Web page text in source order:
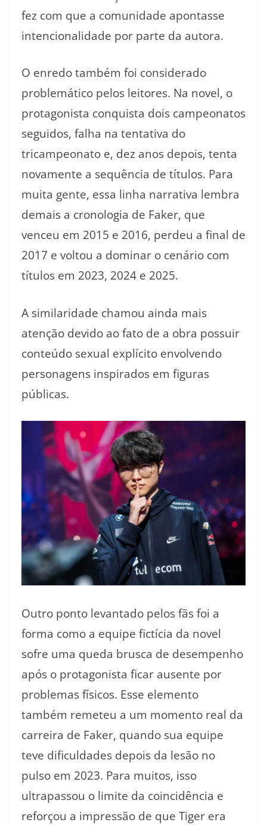
fez com que a comunidade apontasse
intencionalidade por parte da autora.
O enredo também foi considerado
problemático pelos leitores. Na novel, o
protagonista conquista dois campeonatos
seguidos, falha na tentativa do
tricampeonato e, dez anos depois, tenta
novamente a sequência de títulos. Para
muita gente, essa linha narrativa lembra
demais a cronologia de Faker, que
venceu em 2015 e 2016, perdeu a final de
2017 e voltou a dominar o cenário com
títulos em 2023, 2024 e 2025.
A similaridade chamou ainda mais
atenção devido ao fato de a obra possuir
conteúdo sexual explícito envolvendo
personagens inspirados em figuras
públicas.
Outro ponto levantado pelos fãs foi a
forma como a equipe fictícia da novel
sofre uma queda brusca de desempenho
após o protagonista ficar ausente por
problemas físicos. Esse elemento
também remeteu a um momento real da
carreira de Faker, quando sua equipe
teve dificuldades depois da lesão no
pulso em 2023. Para muitos, isso
ultrapassou o limite da coincidência e
reforçou a impressão de que Tiger era